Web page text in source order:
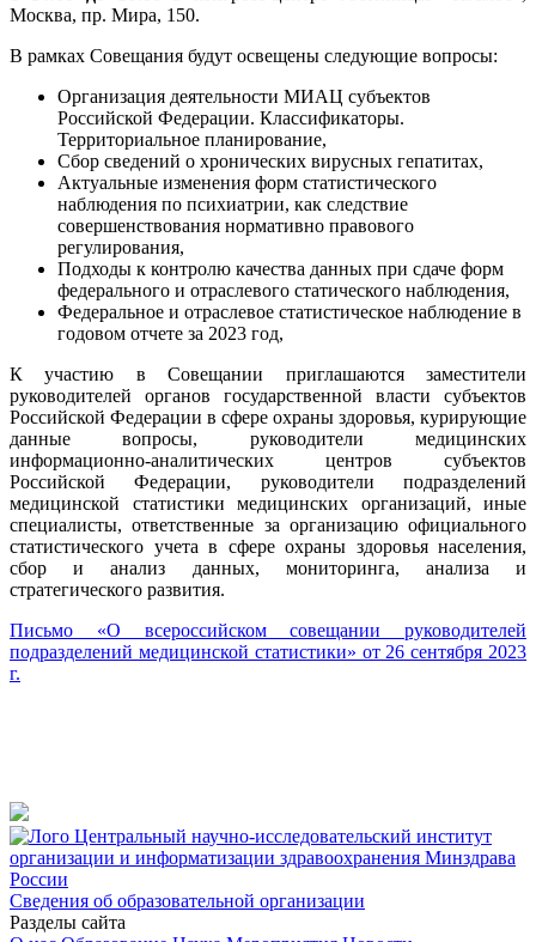
Москва, пр. Мира, 150.
В рамках Совещания будут освещены следующие вопросы:
Организация деятельности МИАЦ субъектов
Российской Федерации. Классификаторы.
Территориальное планирование,
Сбор сведений о хронических вирусных гепатитах,
Актуальные изменения форм статистического
наблюдения по психиатрии, как следствие
совершенствования нормативно правового
регулирования,
Подходы к контролю качества данных при сдаче форм
федерального и отраслевого статического наблюдения,
Федеральное и отраслевое статистическое наблюдение в
годовом отчете за 2023 год,
К участию в Совещании приглашаются заместители
руководителей органов государственной власти субъектов
Российской Федерации в сфере охраны здоровья, курирующие
данные вопросы, руководители медицинских
информационно-аналитических центров субъектов
Российской Федерации, руководители подразделений
медицинской статистики медицинских организаций, иные
специалисты, ответственные за организацию официального
статистического учета в сфере охраны здоровья населения,
сбор и анализ данных, мониторинга, анализа и
стратегического развития.
Письмо «О всероссийском совещании руководителей
подразделений медицинской статистики» от 26 сентября 2023
г.
Центральный научно-исследовательский институт
организации и информатизации здравоохранения Минздрава
России
Сведения об образовательной организации
Разделы сайта